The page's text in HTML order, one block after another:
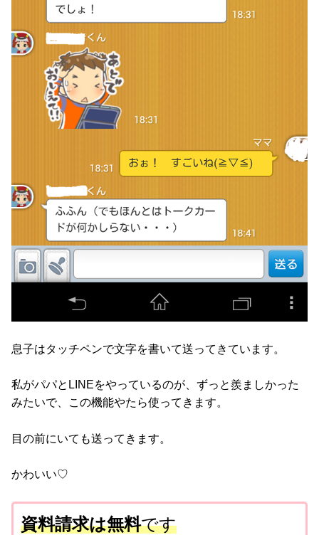
息子はタッチペンで文字を書いて送ってきています。
私がパパとLINEをやっているのが、ずっと羨ましかった
みたいで、この機能やたら使ってきます。
目の前にいても送ってきます。
かわいい♡
資料請求は無料です